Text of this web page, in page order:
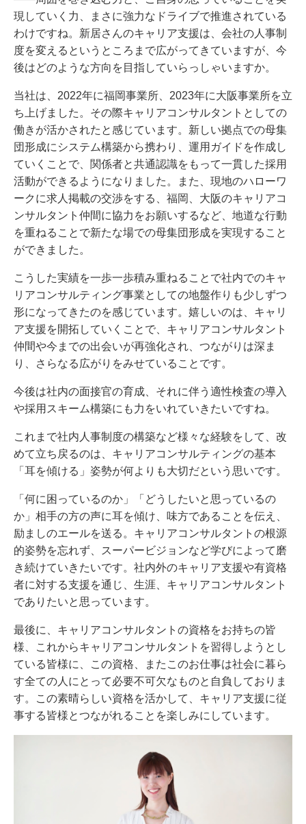
現していく力、まさに強力なドライブで推進されている
わけですね。新居さんのキャリア支援は、会社の人事制
度を変えるというところまで広がってきていますが、今
後はどのような方向を目指していらっしゃいますか。
当社は、2022年に福岡事業所、2023年に大阪事業所を立
ち上げました。その際キャリアコンサルタントとしての
働きが活かされたと感じています。新しい拠点での母集
団形成にシステム構築から携わり、運用ガイドを作成し
ていくことで、関係者と共通認識をもって一貫した採用
活動ができるようになりました。また、現地のハローワ
ークに求人掲載の交渉をする、福岡、大阪のキャリアコ
ンサルタント仲間に協力をお願いするなど、地道な行動
を重ねることで新たな場での母集団形成を実現すること
ができました。
こうした実績を一歩一歩積み重ねることで社内でのキャ
リアコンサルティング事業としての地盤作りも少しずつ
形になってきたのを感じています。嬉しいのは、キャリ
ア支援を開拓していくことで、キャリアコンサルタント
仲間や今までの出会いが再強化され、つながりは深ま
り、さらなる広がりをみせていることです。
今後は社内の面接官の育成、それに伴う適性検査の導入
や採用スキーム構築にも力をいれていきたいですね。
これまで社内人事制度の構築など様々な経験をして、改
めて立ち戻るのは、キャリアコンサルティングの基本
「耳を傾ける」姿勢が何よりも大切だという思いです。
「何に困っているのか」「どうしたいと思っているの
か」相手の方の声に耳を傾け、味方であることを伝え、
励ましのエールを送る。キャリアコンサルタントの根源
的姿勢を忘れず、スーパービジョンなど学びによって磨
き続けていきたいです。社内外のキャリア支援や有資格
者に対する支援を通じ、生涯、キャリアコンサルタント
でありたいと思っています。
最後に、キャリアコンサルタントの資格をお持ちの皆
様、これからキャリアコンサルタントを習得しようとし
ている皆様に、この資格、またこのお仕事は社会に暮ら
す全ての人にとって必要不可欠なものと自負しておりま
す。この素晴らしい資格を活かして、キャリア支援に従
事する皆様とつながれることを楽しみにしています。